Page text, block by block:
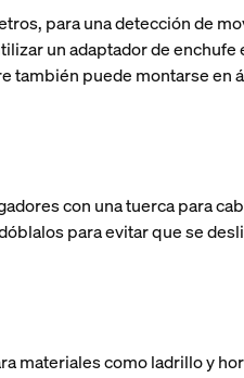
para una detección de
un adaptador de
también puede montarse en
con una tuerca para
para evitar que se
materiales como ladrillo y